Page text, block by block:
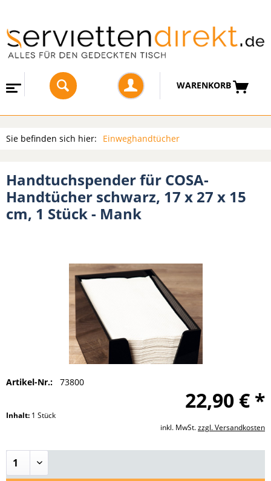
WARENKORB
Sie befinden sich hier: Einweghandtücher
Handtuchspender für COSA-
Handtücher schwarz, 17 x 27 x 15
cm, 1 Stück - Mank
Artikel-Nr.: 73800
22,90 € *
Inhalt: 1 Stück
inkl. MwSt.zzgl. Versandkosten